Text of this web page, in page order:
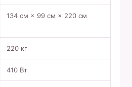
134 см × 99 см × 220 см
220 кг
410 Вт